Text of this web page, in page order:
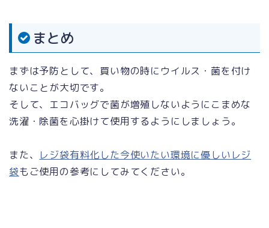
まとめ
まずは予防として、買い物の時にウイルス・菌を付け
ないことが大切です。
そして、エコバッグで菌が増殖しないようにこまめな
洗濯・除菌を心掛けて使用するようにしましょう。
また、
レジ袋有料化した今使いたい環境に優しいレジ
袋もご使用の参考にしてみてください。